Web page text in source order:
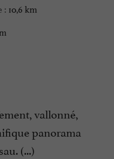
: 10,6 km
vallonné,
panorama
(...)